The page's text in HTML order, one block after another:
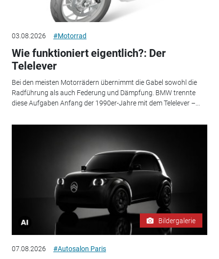
03.08.2026 #Motorrad
Wie funktioniert eigentlich?: Der
Telelever
Bei den meisten Motorrädern übernimmt die Gabel sowohl die
Radführung als auch Federung und Dämpfung. BMW trennte
diese Aufgaben Anfang der 1990er-Jahre mit dem Telelever –...
Bildergalerie
07.08.2026 #Autosalon Paris